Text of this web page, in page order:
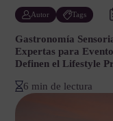
Autor Tags
Gastronomía
Expertas para
Definen el Lifestyle
6 min de lectura